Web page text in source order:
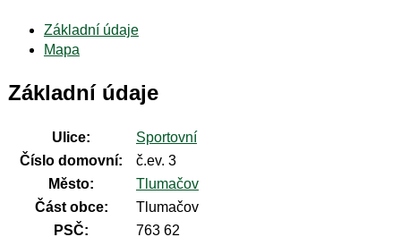
Základní údaje
Mapa
Základní údaje
Ulice:
Sportovní
Číslo domovní:
č.ev. 3
Město:
Tlumačov
Část obce:
Tlumačov
PSČ:
763 62